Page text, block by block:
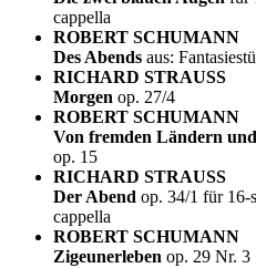
cappella
ROBERT SCHUMANN
Des Abends aus:
RICHARD STRAUSS
Morgen op. 27/4
ROBERT SCHUMANN
Von fremden Ländern
op. 15
RICHARD STRAUSS
Der Abend op. 34/1 für 16-
cappella
ROBERT SCHUMANN
Zigeunerleben op. 29 Nr. 3